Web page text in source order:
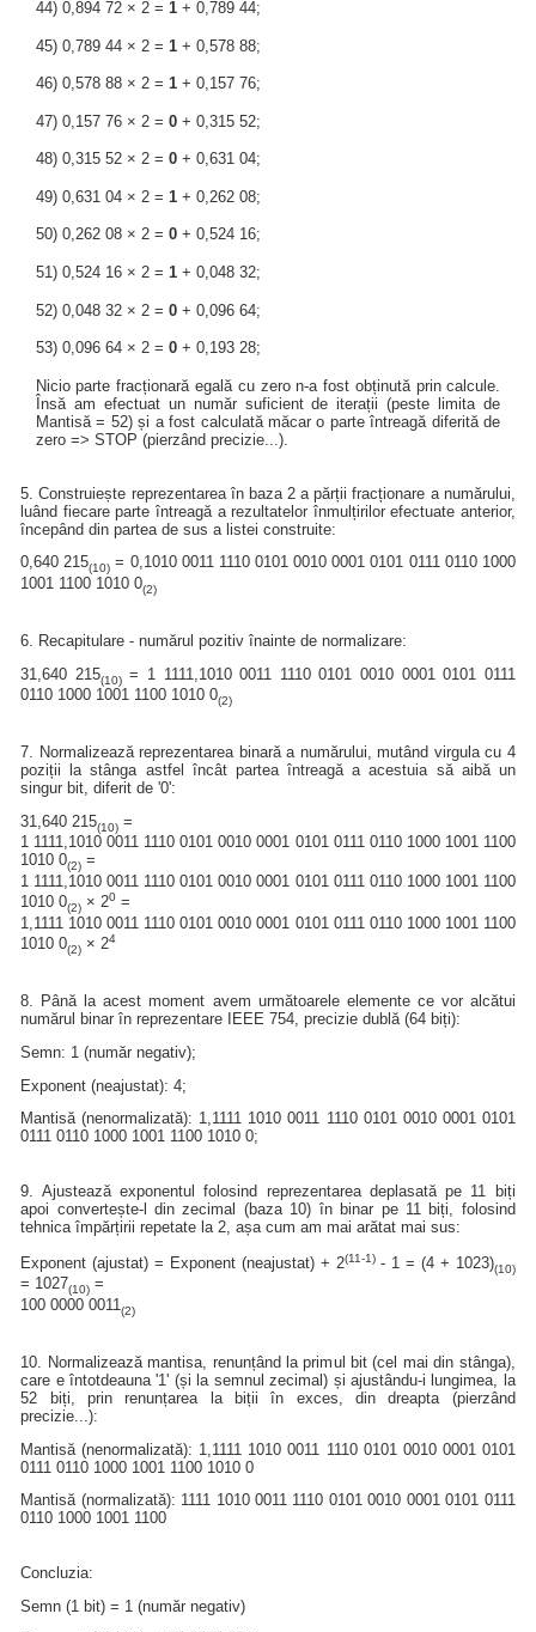
44) 0,894 72 × 2 = 1+ 0,789 44;
45) 0,789 44 × 2 = 1+ 0,578 88;
46) 0,578 88 × 2 = 1+ 0,157 76;
47) 0,157 76 × 2 = 0+ 0,315 52;
48) 0,315 52 × 2 = 0+ 0,631 04;
49) 0,631 04 × 2 = 1+ 0,262 08;
50) 0,262 08 × 2 = 0+ 0,524 16;
51) 0,524 16 × 2 = 1+ 0,048 32;
52) 0,048 32 × 2 = 0+ 0,096 64;
53) 0,096 64 × 2 = 0+ 0,193 28;
Nicio parte fracționară egală cu zero n-a fost obținută prin calcule.
Însă am efectuat un număr suficient de iterații (peste limita de
Mantisă = 52) și a fost calculată măcar o parte întreagă diferită de
zero => STOP (pierzând precizie...).
5. Construiește reprezentarea în baza 2 a părții fracționare a numărului,
luând fiecare parte întreagă a rezultatelor înmulțirilor efectuate anterior,
începând din partea de sus a listei construite:
0,640 215(10) = 0,1010 0011 1110 0101 0010 0001 0101 0111 0110 1000
1001 1100 1010 0(2)
6. Recapitulare - numărul pozitiv înainte de normalizare:
31,640 215(10) = 1 1111,1010 0011 1110 0101 0010 0001 0101 0111
0110 1000 1001 1100 1010 0(2)
7. Normalizează reprezentarea binară a numărului, mutând virgula cu 4
poziții la stânga astfel încât partea întreagă a acestuia să aibă un
singur bit, diferit de '0':
31,640 215(10) =
1 1111,1010 0011 1110 0101 0010 0001 0101 0111 0110 1000 1001 1100
1010 0(2) =
1 1111,1010 0011 1110 0101 0010 0001 0101 0111 0110 1000 1001 1100
1010 0(2) × 20 =
1,1111 1010 0011 1110 0101 0010 0001 0101 0111 0110 1000 1001 1100
1010 0(2) × 24
8. Până la acest moment avem următoarele elemente ce vor alcătui
numărul binar în reprezentare IEEE 754, precizie dublă (64 biți):
Semn: 1 (număr negativ);
Exponent (neajustat): 4;
Mantisă (nenormalizată): 1,1111 1010 0011 1110 0101 0010 0001 0101
0111 0110 1000 1001 1100 1010 0;
9. Ajustează exponentul folosind reprezentarea deplasată pe 11 biți
apoi convertește-l din zecimal (baza 10) în binar pe 11 biți, folosind
tehnica împărțirii repetate la 2, așa cum am mai arătat mai sus:
Exponent (ajustat) = Exponent (neajustat) + 2(11-1)- 1 = (4 + 1023)(10)
= 1027(10) =
100 0000 0011 (2)
10. Normalizează mantisa, renunțând la primul bit (cel mai din stânga),
care e întotdeauna '1' (și la semnul zecimal) și ajustându-i lungimea, la
52 biți, prin renunțarea la biții în exces, din dreapta (pierzând
precizie...):
Mantisă (nenormalizată): 1,1111 1010 0011 1110 0101 0010 0001 0101
0111 0110 1000 1001 1100 1010 0
Mantisă (normalizată): 1111 1010 0011 1110 0101 0010 0001 0101 0111
0110 1000 1001 1100
Concluzia:
Semn (1 bit) = 1 (număr negativ)